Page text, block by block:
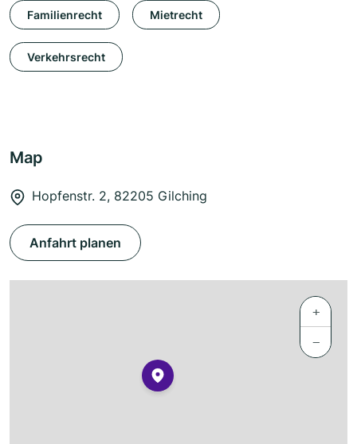
Familienrecht Mietrecht
Verkehrsrecht
Map
Hopfenstr. 2, 82205 Gilching
Anfahrt planen
+
−